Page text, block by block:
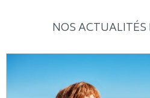
NOS ACTUALITÉS